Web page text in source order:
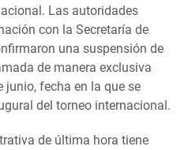
Las autoridades
con la Secretaría de
una suspensión de
de manera exclusiva
junio, fecha en la que se
del torneo internacional.
de última hora tiene